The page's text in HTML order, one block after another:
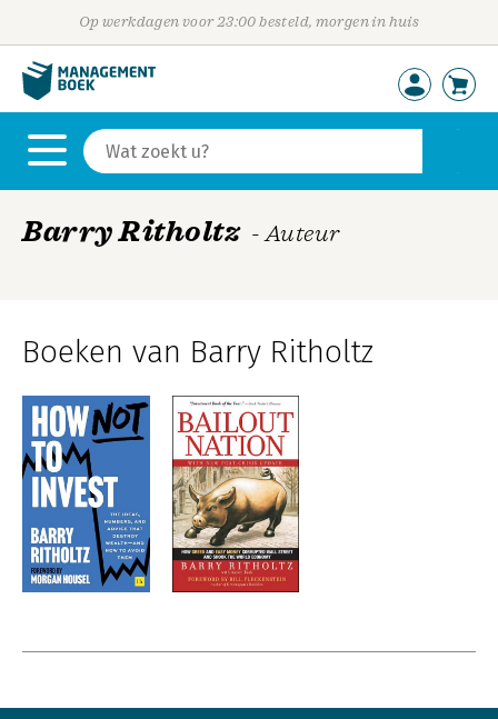
Op werkdagen voor 23:00 besteld, morgen in huis
Barry Ritholtz - Auteur
Boeken van Barry Ritholtz